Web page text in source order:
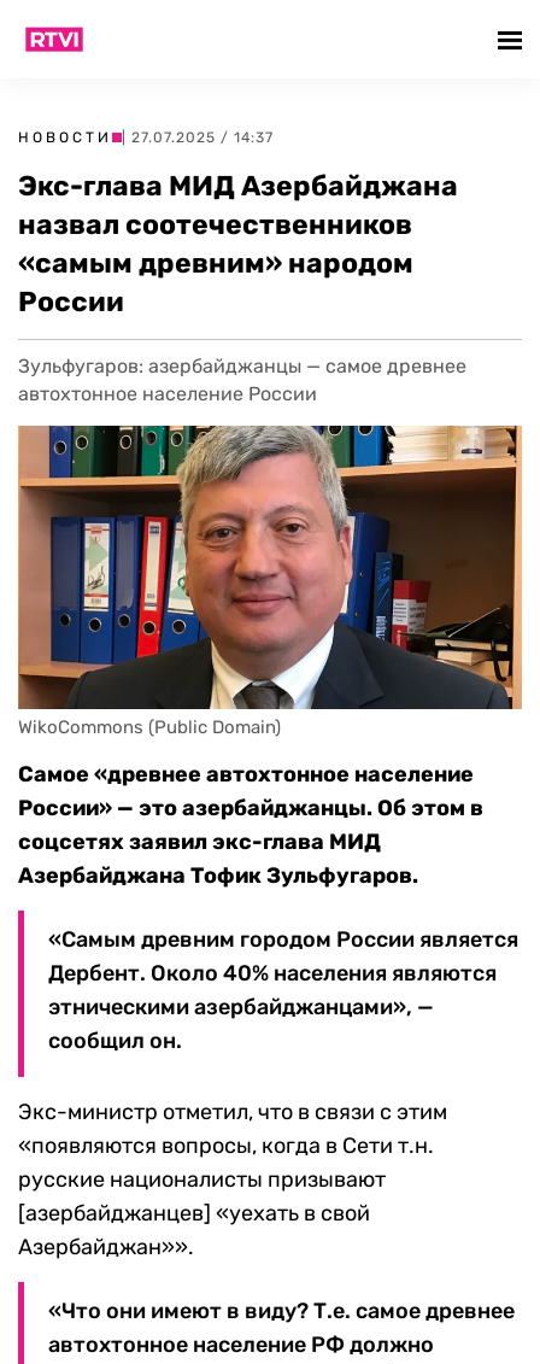
НОВОСТИ | 27.07.2025 / 14:37
Экс-глава МИД Азербайджана
назвал соотечественников
«самым древним» народом
России
Зульфугаров: азербайджанцы — самое древнее
автохтонное население России
WikoCommons (Public Domain)
Самое «древнее автохтонное население
России» — это азербайджанцы. Об этом в
соцсетях заявил экс-глава МИД
Азербайджана Тофик Зульфугаров.
«Самым древним городом России является
Дербент. Около 40% населения являются
этническими азербайджанцами», —
сообщил он.
Экс-министр отметил, что в связи с этим
«появляются вопросы, когда в Сети т.н.
русские националисты призывают
[азербайджанцев] «уехать в свой
Азербайджан»».
«Что они имеют в виду? Т.е. самое древнее
автохтонное население РФ должно